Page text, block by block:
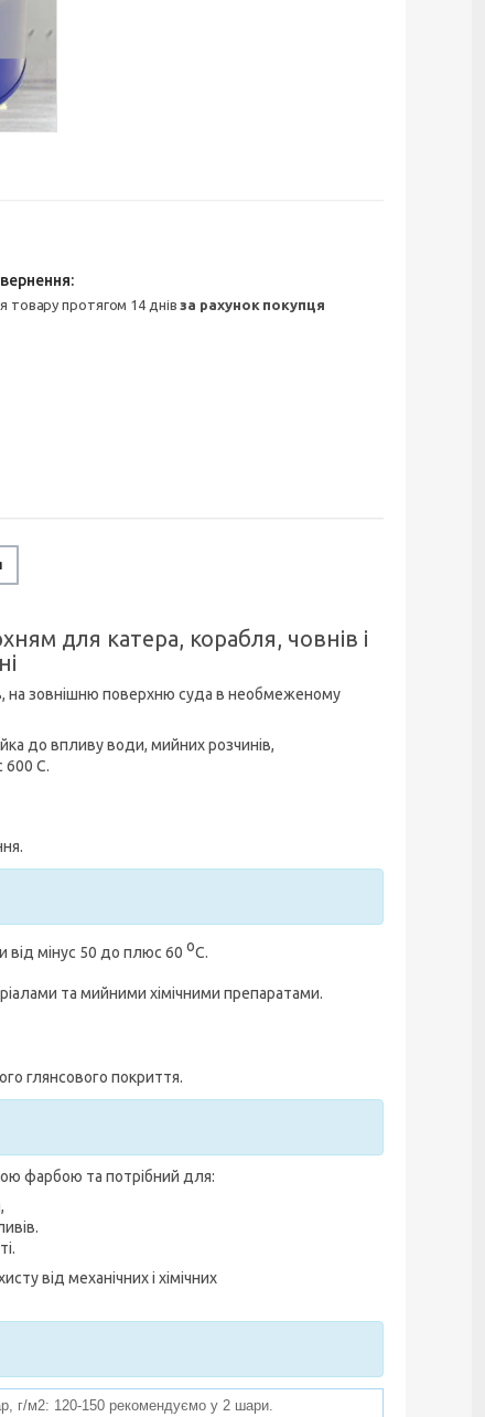
товару протягом 14 днівза рахунок покупця
для катера, корабля, човнів і
на зовнішню поверхню суда в необмеженому
до впливу води, мийних розчинів,
600 С.
від мінус 50 до плюс 60 оС.
та мийними хімічними препаратами.
глянсового покриття.
фарбою та потрібний для:
від механічних і хімічних
г/м2: 120-150 рекомендуємо у 2 шари.